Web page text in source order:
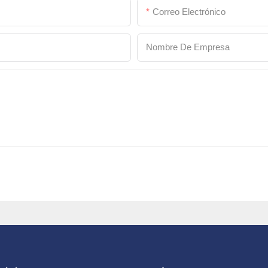
Correo Electrónico
Nombre De Empresa